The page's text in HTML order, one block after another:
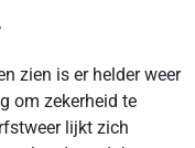
zien is er helder weer
om zekerheid te
lijkt zich